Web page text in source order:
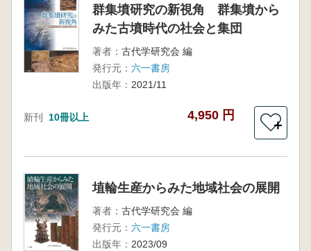
群集墳研究の新視角 群集墳から
みた古墳時代の社会と集団
著者： 古代学研究会 編
発行元： 六一書房
出版年： 2021/11
新刊 10冊以上 4,950 円
＋
埴輪生産からみた地域社会の展開
著者： 古代学研究会 編
発行元： 六一書房
出版年： 2023/09